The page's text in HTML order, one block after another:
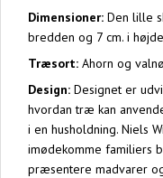
Dimensioner: Den lille
bredden og 7 cm. i
Træsort: Ahorn og
Design: Designet er
hvordan træ kan
i en husholdning. Niels
imødekomme familiers
præsentere madvarer